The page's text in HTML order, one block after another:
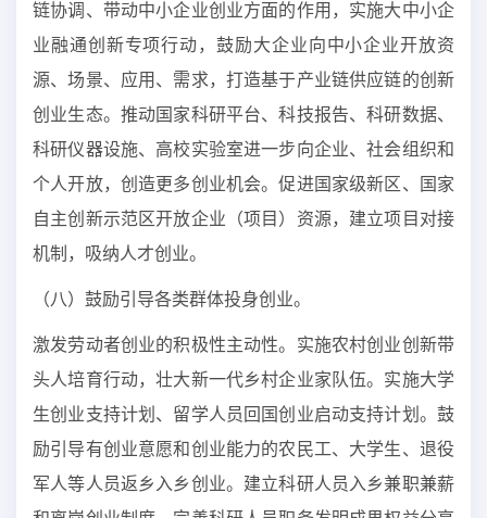
链协调、带动中小企业创业方面的作用，实施大中小企
业融通创新专项行动，鼓励大企业向中小企业开放资
源、场景、应用、需求，打造基于产业链供应链的创新
创业生态。推动国家科研平台、科技报告、科研数据、
科研仪器设施、高校实验室进一步向企业、社会组织和
个人开放，创造更多创业机会。促进国家级新区、国家
自主创新示范区开放企业（项目）资源，建立项目对接
机制，吸纳人才创业。
（八）鼓励引导各类群体投身创业。
激发劳动者创业的积极性主动性。实施农村创业创新带
头人培育行动，壮大新一代乡村企业家队伍。实施大学
生创业支持计划、留学人员回国创业启动支持计划。鼓
励引导有创业意愿和创业能力的农民工、大学生、退役
军人等人员返乡入乡创业。建立科研人员入乡兼职兼薪